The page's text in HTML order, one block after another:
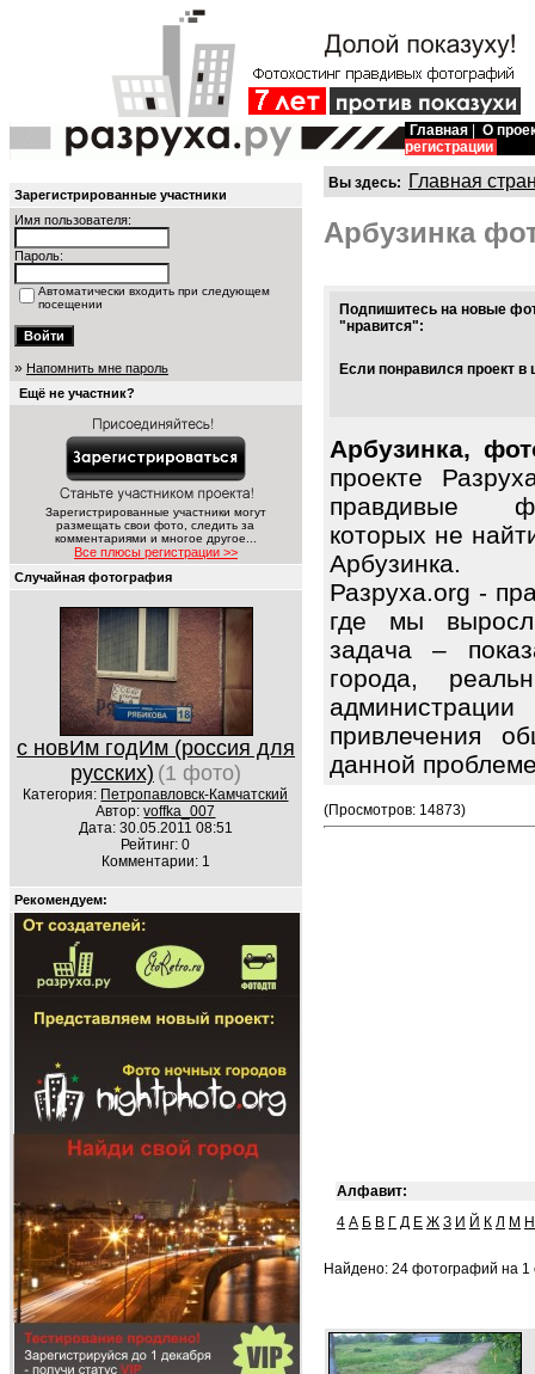
Главная
О
регистрации
Зарегистрированные участники
Имя пользователя:
Пароль:
Автоматически входить при следующем
посещении
» Напомнить мне пароль
Ещё не участник?
Зарегистрированные участники могут
размещать свои фото, следить за
комментариями и многое другое...
Все плюсы регистрации >>
Случайная фотография
с новИм годИм (россия для
русских) (1 фото)
Категория: Петропавловск-Камчатский
Автор:voffka_007
Дата: 30.05.2011 08:51
Рейтинг: 0
Комментарии: 1
Рекомендуем:
Вы здесь: Главная
Арбузинка
Подпишитесь на новые
"нравится":
Если понравился проект
Арбузинка,
проекте
правдивые
которых не
Арбузинка.
Разруха.org -
где мы
задача –
города,
привлечения
данной
(Просмотров: 14873)
Алфавит:
4 А Б В Г Д Е Ж З И Й К Л М Н
Найдено: 24 фотографий на 1